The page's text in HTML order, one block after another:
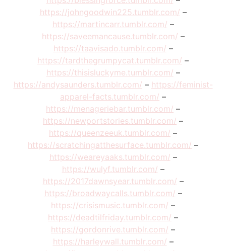
https://johngoodwin225.tumblr.com/ –
https://martincarr.tumblr.com/ –
https://saveemancause.tumblr.com/ –
https://taavisado.tumblr.com/ –
https://tardthegrumpycat.tumblr.com/ –
https://thisisluckyme.tumblr.com/ –
https://andysaunders.tumblr.com/ – https://feminist-
apparel-facts.tumblr.com/ –
https://menageriebar.tumblr.com/ –
https://newportstories.tumblr.com/ –
https://queenzeeuk.tumblr.com/ –
https://scratchingatthesurface.tumblr.com/ –
https://weareyaaks.tumblr.com/ –
https://wulyf.tumblr.com/ –
https://2017dawnsyear.tumblr.com/ –
https://broadwaycalls.tumblr.com/ –
https://crisismusic.tumblr.com/ –
https://deadtilfriday.tumblr.com/ –
https://gordonrive.tumblr.com/ –
https://harleywall.tumblr.com/ –